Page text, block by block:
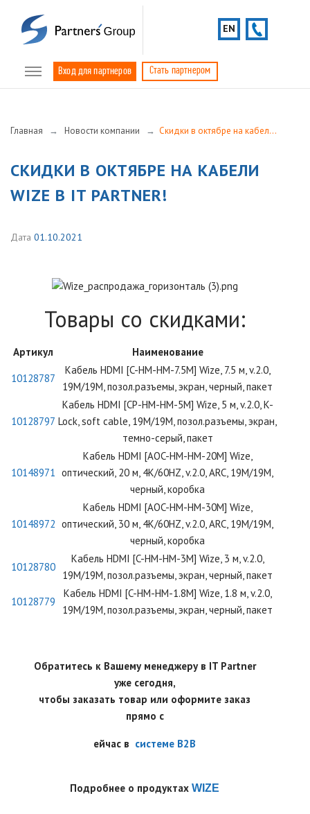
EN
Вход для партнеров Стать партнером
Главная Новости компании Скидки в октябре на кабели WIZE в IT Partner!
СКИДКИ В ОКТЯБРЕ НА КАБЕЛИ
WIZE В IT PARTNER!
Дата 01.10.2021
Товары со скидками:
Артикул
Наименование
10128787
Кабель HDMI [C-HM-HM-7.5M] Wize, 7.5 м, v.2.0,
19M/19M, позол.разъемы, экран, черный, пакет
10128797
Кабель HDMI [CP-HM-HM-5M] Wize, 5 м, v.2.0, K-
Lock, soft cable, 19M/19M, позол.разъемы, экран,
темно-серый, пакет
10148971
Кабель HDMI [AOC-HM-HM-20M] Wize,
оптический, 20 м, 4K/60HZ, v.2.0, ARC, 19M/19M,
черный, коробка
10148972
Кабель HDMI [AOC-HM-HM-30M] Wize,
оптический, 30 м, 4K/60HZ, v.2.0, ARC, 19M/19M,
черный, коробка
10128780
Кабель HDMI [C-HM-HM-3M] Wize, 3 м, v.2.0,
19M/19M, позол.разъемы, экран, черный, пакет
10128779
Кабель HDMI [C-HM-HM-1.8M] Wize, 1.8 м, v.2.0,
19M/19M, позол.разъемы, экран, черный, пакет
Обратитесь к Вашему менеджеру в IT Partner
уже сегодня,
чтобы заказать товар или оформите заказ
прямо с
ейчас в системе B2B
Подробнее о продуктах WIZE